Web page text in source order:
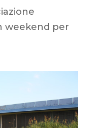
weekend per